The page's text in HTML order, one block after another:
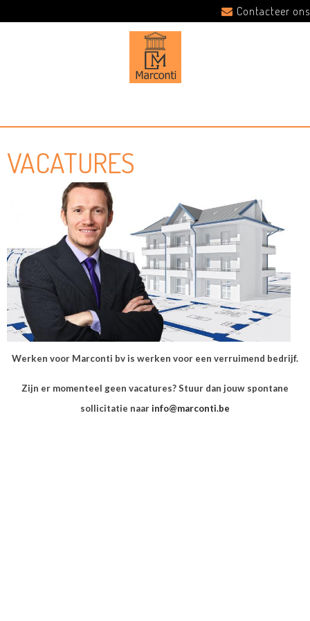
Contacteer ons
VACATURES
Werken voor Marconti bv is werken voor een verruimend bedrijf.
Zijn er momenteel geen vacatures? Stuur dan jouw spontane
sollicitatie naarinfo@marconti.be